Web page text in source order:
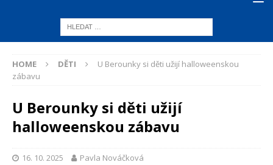
HOME DĚTI
U Berounky si děti užijí halloweenskou
zábavu
U Berounky si děti užijí
halloweenskou zábavu
16. 10. 2025 Pavla Nováčková